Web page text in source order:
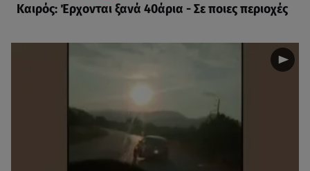
Καιρός: Έρχονται ξανά 40άρια - Σε ποιες περιοχές